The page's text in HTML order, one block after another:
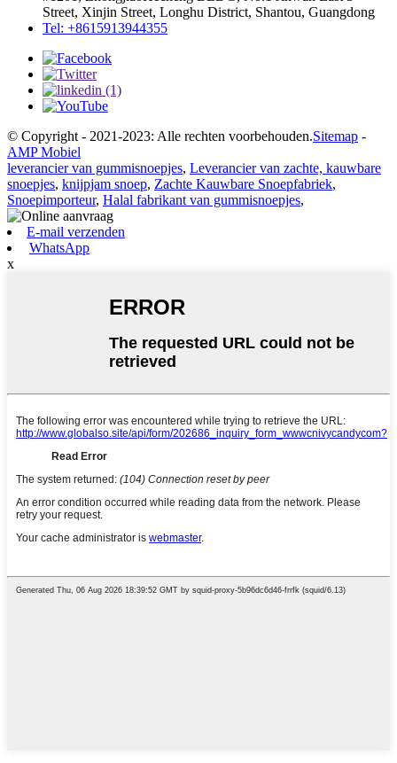
Street, Xinjin Street, Longhu District, Shantou, Guangdong
Tel: +8615913944355
© Copyright - 2021-2023: Alle rechten voorbehouden.Sitemap -
AMP Mobiel
leverancier van gummisnoepjes, Leverancier van zachte, kauwbare
snoepjes, knijpjam snoep, Zachte Kauwbare Snoepfabriek,
Snoepimporteur, Halal fabrikant van gummisnoepjes,
E-mail verzenden
WhatsApp
x